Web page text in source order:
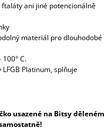
ftaláty ani jiné potencionálně
materiál pro dlouhodobé
C.
Platinum, splňuje
usazené na Bitsy děleném